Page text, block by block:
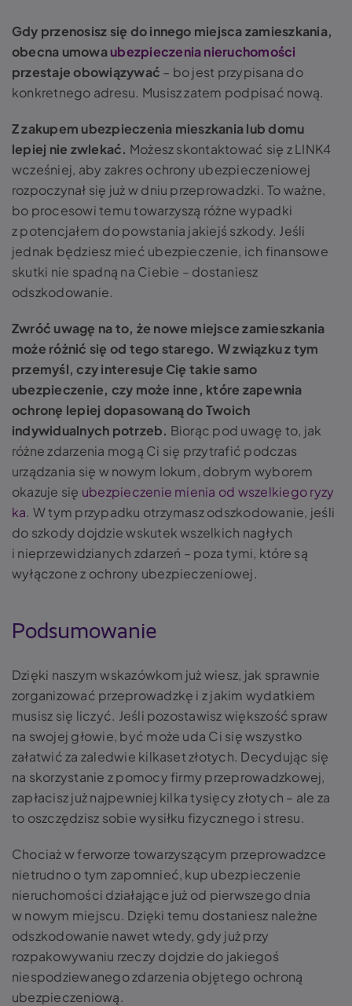
Gdy przenosisz się do innego miejsca zamieszkania,
obecna umowaubezpieczenia nieruchomości
przestaje obowiązywać – bo jest przypisana do
konkretnego adresu. Musisz zatem podpisać nową.
Z zakupem ubezpieczenia mieszkania lub domu
lepiej nie zwlekać. Możesz skontaktować się z LINK4
wcześniej, aby zakres ochrony ubezpieczeniowej
rozpoczynał się już w dniu przeprowadzki. To ważne,
bo procesowi temu towarzyszą różne wypadki
z potencjałem do powstania jakiejś szkody. Jeśli
jednak będziesz mieć ubezpieczenie, ich finansowe
skutki nie spadną na Ciebie – dostaniesz
odszkodowanie.
Zwróć uwagę na to, że nowe miejsce zamieszkania
może różnić się od tego starego. W związku z tym
przemyśl, czy interesuje Cię takie samo
ubezpieczenie, czy może inne, które zapewnia
ochronę lepiej dopasowaną do Twoich
indywidualnych potrzeb. Biorąc pod uwagę to, jak
różne zdarzenia mogą Ci się przytrafić podczas
urządzania się w nowym lokum, dobrym wyborem
okazuje się ubezpieczenie mienia od wszelkiego ryzy
ka. W tym przypadku otrzymasz odszkodowanie, jeśli
do szkody dojdzie wskutek wszelkich nagłych
i nieprzewidzianych zdarzeń – poza tymi, które są
wyłączone z ochrony ubezpieczeniowej.
Podsumowanie
Dzięki naszym wskazówkom już wiesz, jak sprawnie
zorganizować przeprowadzkę i z jakim wydatkiem
musisz się liczyć. Jeśli pozostawisz większość spraw
na swojej głowie, być może uda Ci się wszystko
załatwić za zaledwie kilkaset złotych. Decydując się
na skorzystanie z pomocy firmy przeprowadzkowej,
zapłacisz już najpewniej kilka tysięcy złotych – ale za
to oszczędzisz sobie wysiłku fizycznego i stresu.
Chociaż w ferworze towarzyszącym przeprowadzce
nietrudno o tym zapomnieć, kup ubezpieczenie
nieruchomości działające już od pierwszego dnia
w nowym miejscu. Dzięki temu dostaniesz należne
odszkodowanie nawet wtedy, gdy już przy
rozpakowywaniu rzeczy dojdzie do jakiegoś
niespodziewanego zdarzenia objętego ochroną
ubezpieczeniową.